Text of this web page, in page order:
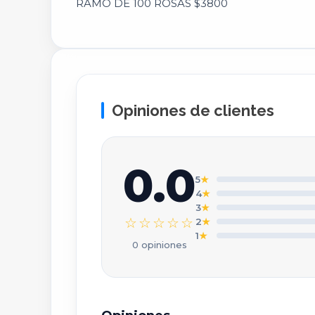
RAMO DE 100 ROSAS $3800
Opiniones de clientes
0.0
☆☆☆☆☆
0 opiniones
5★
4★
3★
2★
1★